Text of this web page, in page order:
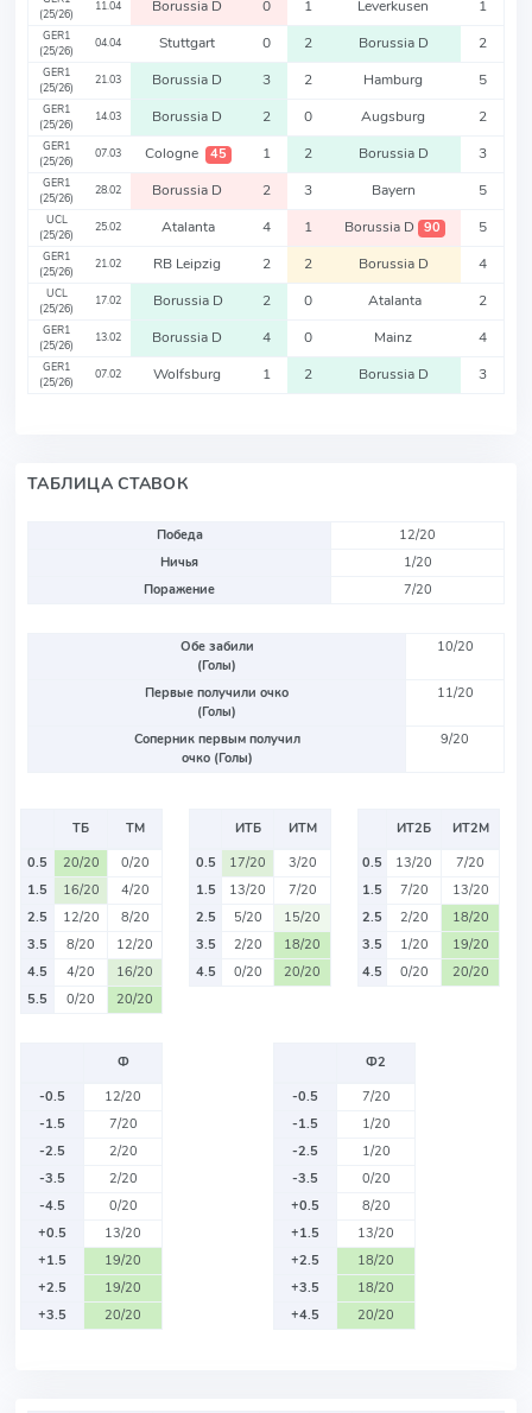
(25/26)
11.04 Borussia D 0 1 Leverkusen 1
GER1
(25/26)
04.04 Stuttgart 0 2 Borussia D 2
GER1
(25/26)
21.03 Borussia D 3 2 Hamburg 5
GER1
(25/26)
14.03 Borussia D 2 0 Augsburg 2
GER1
(25/26)
07.03 Cologne 45 1 2 Borussia D 3
GER1
(25/26)
28.02 Borussia D 2 3 Bayern 5
UCL
(25/26)
25.02 Atalanta 4 1 Borussia D 90 5
GER1
(25/26)
21.02 RB Leipzig 2 2 Borussia D 4
UCL
(25/26)
17.02 Borussia D 2 0 Atalanta 2
GER1
(25/26)
13.02 Borussia D 4 0 Mainz 4
GER1
(25/26)
07.02 Wolfsburg 1 2 Borussia D 3
ТАБЛИЦА СТАВОК
Победа
12/20
Ничья
1/20
Поражение
7/20
Обе забили
(Голы)
10/20
Первые получили очко
(Голы)
11/20
Соперник первым получил
очко (Голы)
9/20
ТБ
ТМ
0.5
20/20
0/20
1.5
16/20
4/20
2.5
12/20
8/20
3.5
8/20
12/20
4.5
4/20
16/20
5.5
0/20 20/20
ИТБ
ИТМ
0.5
17/20
3/20
1.5
13/20
7/20
2.5
5/20
15/20
3.5
2/20
18/20
4.5
0/20 20/20
ИТ2Б
ИТ2М
0.5
13/20
7/20
1.5
7/20
13/20
2.5
2/20
18/20
3.5
1/20
19/20
4.5
0/20 20/20
Ф
-0.5
12/20
-1.5
7/20
-2.5
2/20
-3.5
2/20
-4.5
0/20
+0.5
13/20
+1.5
19/20
+2.5
19/20
+3.5
20/20
Ф2
-0.5
7/20
-1.5
1/20
-2.5
1/20
-3.5
0/20
+0.5
8/20
+1.5
13/20
+2.5
18/20
+3.5
18/20
+4.5
20/20